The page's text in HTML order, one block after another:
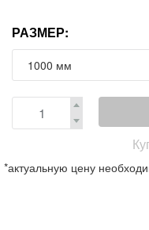
РАЗМЕР:
*актуальную цену